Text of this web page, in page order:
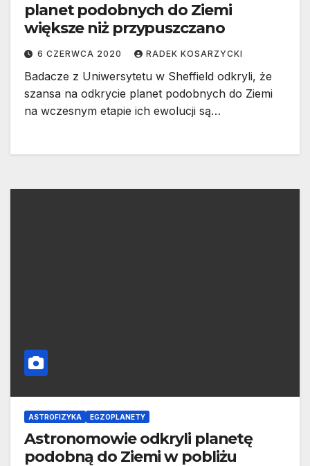
planet podobnych do Ziemi
większe niż przypuszczano
6 CZERWCA 2020 RADEK KOSARZYCKI
Badacze z Uniwersytetu w Sheffield odkryli, że
szansa na odkrycie planet podobnych do Ziemi
na wczesnym etapie ich ewolucji są…
ASTROFIZYKA EGZOPLANETY
Astronomowie odkryli planetę
podobną do Ziemi w pobliżu